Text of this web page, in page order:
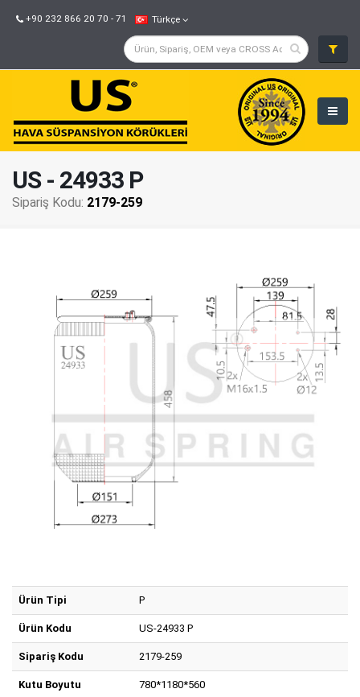
+90 232 866 20 70 - 71 Türkçe
US - 24933 P
Sipariş Kodu: 2179-259
Ürün Tipi P
Ürün Kodu US-24933 P
Sipariş Kodu 2179-259
Kutu Boyutu 780*1180*560